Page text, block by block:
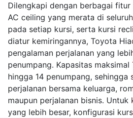
Dilengkapi dengan berbagai
AC ceiling yang merata di
pada setiap kursi, serta kursi
diatur kemiringannya, Toyota
pengalaman perjalanan yang
penumpang. Kapasitas
hingga 14 penumpang, sehingga
perjalanan bersama keluarga,
maupun perjalanan bisnis. Untuk
yang lebih besar, konfigurasi